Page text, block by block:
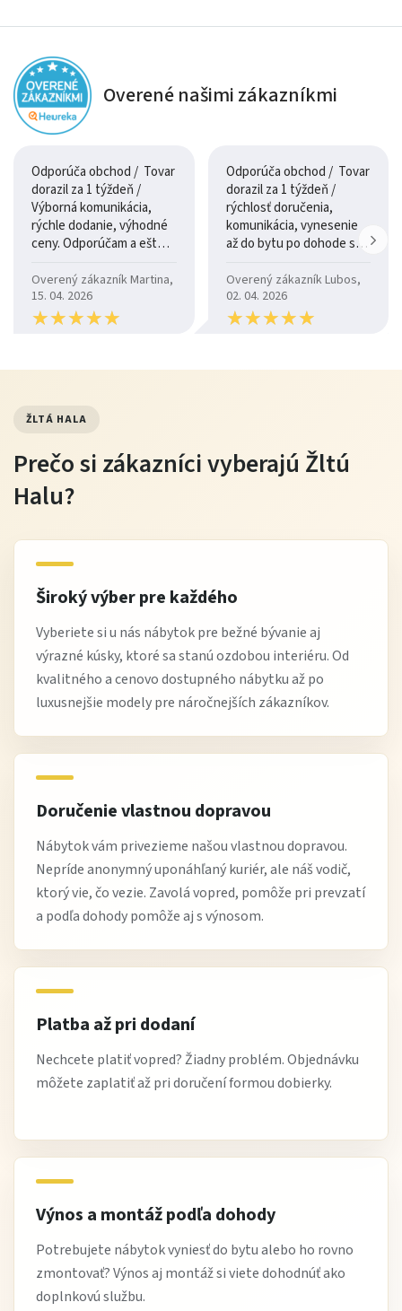
Overené našimi zákazníkmi
Odporúča obchod / Tovar
dorazil za 1 týždeň /
Výborná komunikácia,
rýchle dodanie, výhodné
ceny. Odporúčam a ešte
Overený zákazník Martina,
15. 04. 2026
★★★★★
★★★★★
Odporúča obchod / Tovar
dorazil za 1 týždeň /
rýchlosť doručenia,
komunikácia, vynesenie
až do bytu po dohode so
Overený zákazník Lubos,
02. 04. 2026
★★★★★
★★★★★
ŽLTÁ HALA
Prečo si zákazníci vyberajú Žltú
Halu?
Široký výber pre každého
Vyberiete si u nás nábytok pre bežné bývanie aj
výrazné kúsky, ktoré sa stanú ozdobou interiéru. Od
kvalitného a cenovo dostupného nábytku až po
luxusnejšie modely pre náročnejších zákazníkov.
Doručenie vlastnou dopravou
Nábytok vám privezieme našou vlastnou dopravou.
Nepríde anonymný uponáhľaný kuriér, ale náš vodič,
ktorý vie, čo vezie. Zavolá vopred, pomôže pri prevzatí
a podľa dohody pomôže aj s výnosom.
Platba až pri dodaní
Nechcete platiť vopred? Žiadny problém. Objednávku
môžete zaplatiť až pri doručení formou dobierky.
Výnos a montáž podľa dohody
Potrebujete nábytok vyniesť do bytu alebo ho rovno
zmontovať? Výnos aj montáž si viete dohodnúť ako
doplnkovú službu.